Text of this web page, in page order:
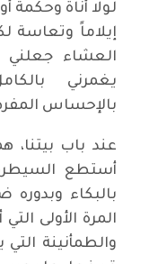
لولا أناة وحكمة
إيلاماً وتعاسة
العشاء
يغمرني
بالإحساس
عند باب
أستطع
بالبكاء
المرة الأولى
والطمأنينة